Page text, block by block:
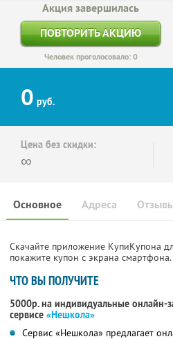
Акция завершилась
ПОВТОРИТЬ АКЦИЮ
Человек проголосовало: 0
0 руб.
Цена без скидки:
∞
Основное Адреса
Скачайте приложение КупиКупона
покажите купон с экрана
ЧТО ВЫ ПОЛУЧИТЕ
5000р. на индивидуальные онлайн-
сервисе «Нешкола»
Сервис «Нешкола» предлагает